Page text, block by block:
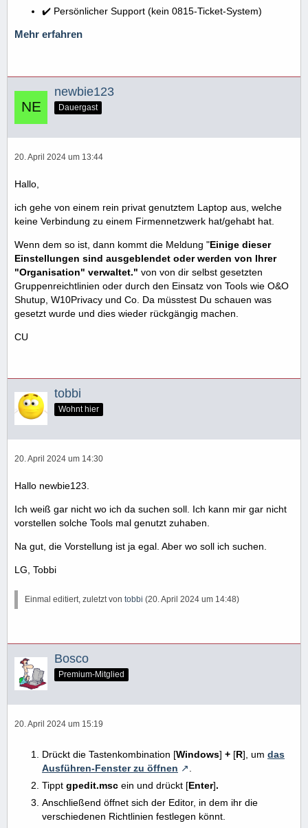
✔️ Persönlicher Support (kein 0815-Ticket-System)
Mehr erfahren
newbie123
Dauergast
20. April 2024 um 13:44
Hallo,
ich gehe von einem rein privat genutztem Laptop aus, welche
keine Verbindung zu einem Firmennetzwerk hat/gehabt hat.
Wenn dem so ist, dann kommt die Meldung "Einige dieser
Einstellungen sind ausgeblendet oder werden von Ihrer
"Organisation" verwaltet." von von dir selbst gesetzten
Gruppenreichtlinien oder durch den Einsatz von Tools wie O&O
Shutup, W10Privacy und Co. Da müsstest Du schauen was
gesetzt wurde und dies wieder rückgängig machen.
CU
tobbi
Wohnt hier
20. April 2024 um 14:30
Hallo newbie123.
Ich weiß gar nicht wo ich da suchen soll. Ich kann mir gar nicht
vorstellen solche Tools mal genutzt zuhaben.
Na gut, die Vorstellung ist ja egal. Aber wo soll ich suchen.
LG, Tobbi
Einmal editiert, zuletzt von tobbi (20. April 2024 um 14:48)
Bosco
Premium-Mitglied
20. April 2024 um 15:19
Drückt die Tastenkombination [Windows] + [R], um das
Ausführen-Fenster zu öffnen
Tippt gpedit.msc ein und drückt [Enter].
Anschließend öffnet sich der Editor, in dem ihr die
verschiedenen Richtlinien festlegen könnt.